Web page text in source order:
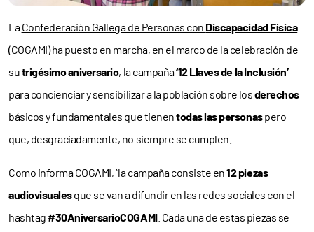
LaConfederación Gallega de Personas con Discapacidad Física
(COGAMI) ha puesto en marcha, en el marco de la celebración de
sutrigésimo aniversario, la campaña‘12 Llaves de la Inclusión’
para concienciar y sensibilizar a la población sobre losderechos
básicos y fundamentales que tienentodas las personaspero
que, desgraciadamente, no siempre se cumplen.
Como informa COGAMI, “la campaña consiste en12 piezas
audiovisualesque se van a difundir en las redes sociales con el
hashtag#30AniversarioCOGAMI. Cada una de estas piezas se